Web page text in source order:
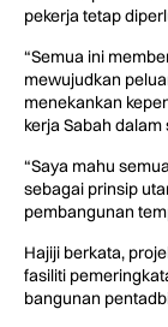
pekerja tetap
“Semua ini
mewujudkan
menekankan
kerja Sabah
“Saya mahu
sebagai prinsip
pembangunan
Hajiji berkata,
fasiliti
bangunan